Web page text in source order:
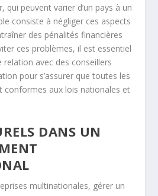
qui peuvent varier d’un pays à un
consiste à négliger ces aspects
des pénalités financières
ces problèmes, il est essentiel
avec des conseillers
pour s’assurer que toutes les
conformes aux lois nationales et
DANS UN
multinationales, gérer un